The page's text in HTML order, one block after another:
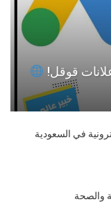
قوقل!
في السعودية
والصحة